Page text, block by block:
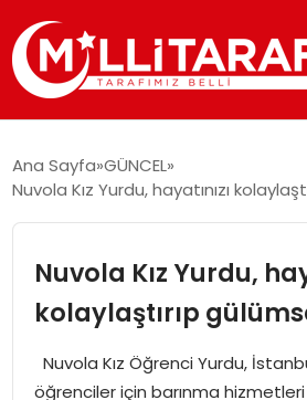
ÖZEL SAYFALAR
TEKNOLOJI
EKONOMI
SPOR
Ana Sayfa GÜNCEL
Nuvola Kız Yurdu, hayatınızı
Nuvola Kız Yurdu,
kolaylaştırıp
Nuvola Kız Öğrenci Yurdu,
öğrenciler için barınma